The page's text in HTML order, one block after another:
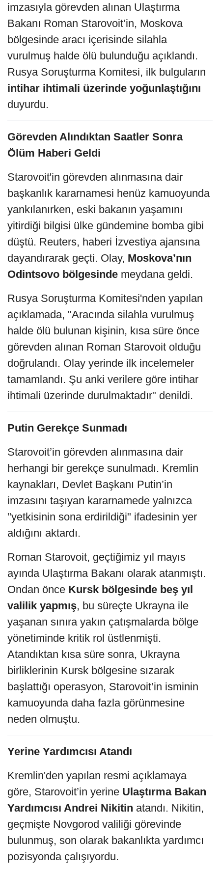
imzasıyla görevden alınan Ulaştırma
Bakanı Roman Starovoit’in, Moskova
bölgesinde aracı içerisinde silahla
vurulmuş halde ölü bulunduğu açıklandı.
Rusya Soruşturma Komitesi, ilk bulguların
intihar ihtimali üzerinde yoğunlaştığını
duyurdu.
Görevden Alındıktan Saatler Sonra
Ölüm Haberi Geldi
Starovoit'in görevden alınmasına dair
başkanlık kararnamesi henüz kamuoyunda
yankılanırken, eski bakanın yaşamını
yitirdiği bilgisi ülke gündemine bomba gibi
düştü. Reuters, haberi İzvestiya ajansına
dayandırarak geçti. Olay, Moskova’nın
Odintsovo bölgesinde meydana geldi.
Rusya Soruşturma Komitesi'nden yapılan
açıklamada, "Aracında silahla vurulmuş
halde ölü bulunan kişinin, kısa süre önce
görevden alınan Roman Starovoit olduğu
doğrulandı. Olay yerinde ilk incelemeler
tamamlandı. Şu anki verilere göre intihar
ihtimali üzerinde durulmaktadır" denildi.
Putin Gerekçe Sunmadı
Starovoit’in görevden alınmasına dair
herhangi bir gerekçe sunulmadı. Kremlin
kaynakları, Devlet Başkanı Putin’in
imzasını taşıyan kararnamede yalnızca
"yetkisinin sona erdirildiği" ifadesinin yer
aldığını aktardı.
Roman Starovoit, geçtiğimiz yıl mayıs
ayında Ulaştırma Bakanı olarak atanmıştı.
Ondan önce Kursk bölgesinde beş yıl
valilik yapmış, bu süreçte Ukrayna ile
yaşanan sınıra yakın çatışmalarda bölge
yönetiminde kritik rol üstlenmişti.
Atandıktan kısa süre sonra, Ukrayna
birliklerinin Kursk bölgesine sızarak
başlattığı operasyon, Starovoit’in isminin
kamuoyunda daha fazla görünmesine
neden olmuştu.
Yerine Yardımcısı Atandı
Kremlin'den yapılan resmi açıklamaya
göre, Starovoit’in yerine Ulaştırma Bakan
Yardımcısı Andrei Nikitin atandı. Nikitin,
geçmişte Novgorod valiliği görevinde
bulunmuş, son olarak bakanlıkta yardımcı
pozisyonda çalışıyordu.